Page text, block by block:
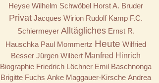
Heyse Wilhelm Schwöbel Horst A. Bruder
Privat Jacques Wirion Rudolf Kamp F.C.
Schiermeyer Alltägliches Ernst R.
Hauschka Paul Mommertz Heute Wilfried
Besser Jürgen Wilbert Manfred Hinrich
Biographie Friedrich Löchner Emil Baschnonga
Brigitte Fuchs Anke Maggauer-Kirsche Andrea